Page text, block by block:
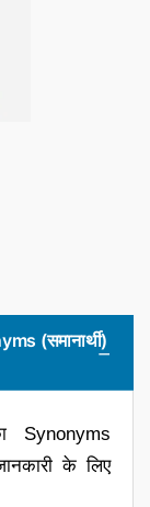
(समानार्थी)
Synonyms
के लिए